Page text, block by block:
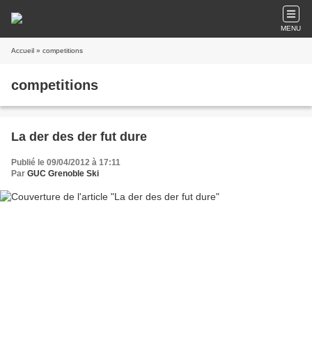
MENU
Accueil » competitions
competitions
La der des der fut dure
Publié le 09/04/2012 à 17:11
Par GUC Grenoble Ski